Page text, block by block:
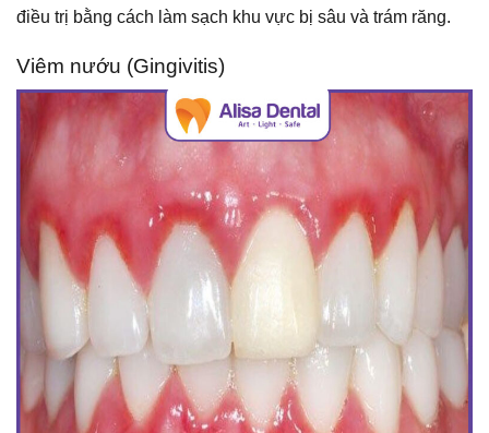
điều trị bằng cách làm sạch khu vực bị sâu và trám răng.
Viêm nướu (Gingivitis)